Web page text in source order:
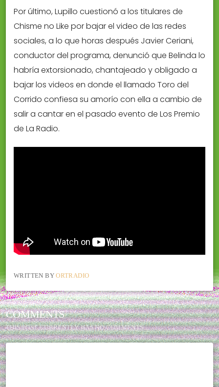
Por último, Lupillo cuestionó a los titulares de
Chisme no Like por bajar el video de las redes
sociales, a lo que horas después Javier Ceriani,
conductor del programa, denunció que Belinda lo
habría extorsionado, chantajeado y obligado a
bajar los videos en donde el llamado Toro del
Corrido confiesa su amorío con ella a cambio de
salir a cantar en el pasado evento de Los Premio
de La Radio.
WRITTEN BYORTRADIO
COMMENTS
THIS POST CURRENTLY HAS NO COMMENTS.